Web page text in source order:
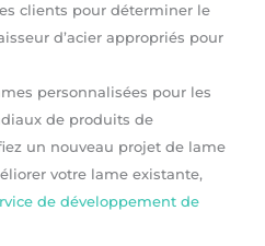
clients pour déterminer le
d’acier appropriés pour
personnalisées pour les
de produits de
un nouveau projet de lame
votre lame existante,
de développement de